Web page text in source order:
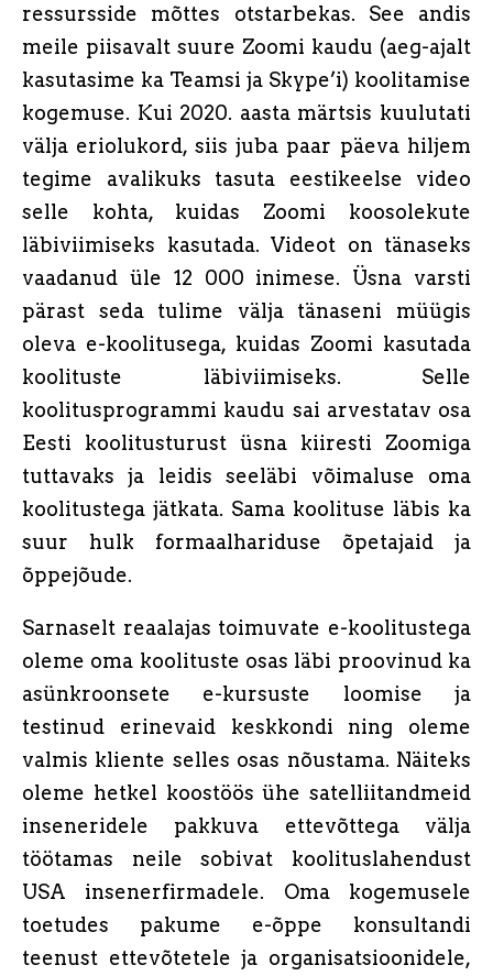
ressursside mõttes otstarbekas. See andis
meile piisavalt suure Zoomi kaudu (aeg-ajalt
kasutasime ka Teamsi ja Skype’i) koolitamise
kogemuse. Kui 2020. aasta märtsis kuulutati
välja eriolukord, siis juba paar päeva hiljem
tegime avalikuks tasuta eestikeelse video
selle kohta, kuidas Zoomi koosolekute
läbiviimiseks kasutada. Videot on tänaseks
vaadanud üle 12 000 inimese. Üsna varsti
pärast seda tulime välja tänaseni müügis
oleva e-koolitusega, kuidas Zoomi kasutada
koolituste läbiviimiseks. Selle
koolitusprogrammi kaudu sai arvestatav osa
Eesti koolitusturust üsna kiiresti Zoomiga
tuttavaks ja leidis seeläbi võimaluse oma
koolitustega jätkata. Sama koolituse läbis ka
suur hulk formaalhariduse õpetajaid ja
õppejõude.
Sarnaselt reaalajas toimuvate e-koolitustega
oleme oma koolituste osas läbi proovinud ka
asünkroonsete e-kursuste loomise ja
testinud erinevaid keskkondi ning oleme
valmis kliente selles osas nõustama. Näiteks
oleme hetkel koostöös ühe satelliitandmeid
inseneridele pakkuva ettevõttega välja
töötamas neile sobivat koolituslahendust
USA insenerfirmadele. Oma kogemusele
toetudes pakume e-õppe konsultandi
teenust ettevõtetele ja organisatsioonidele,